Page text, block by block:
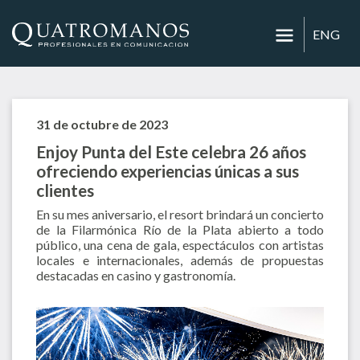
ENG
31 de octubre de 2023
Enjoy Punta del Este celebra 26 años
ofreciendo experiencias únicas a sus
clientes
En su mes aniversario, el resort brindará un concierto
de la Filarmónica Río de la Plata abierto a todo
público, una cena de gala, espectáculos con artistas
locales e internacionales, además de propuestas
destacadas en casino y gastronomía.